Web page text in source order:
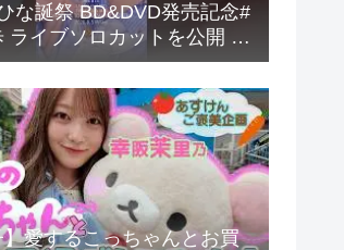
な誕祭 BD&DVD発売記念#
ライブソロカットを公開 #
#hinatazaka46 #
愛するこっちゃんとお買